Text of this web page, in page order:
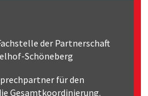
der Partnerschaft
Schöneberg
für den
Gesamtkoordinierung.